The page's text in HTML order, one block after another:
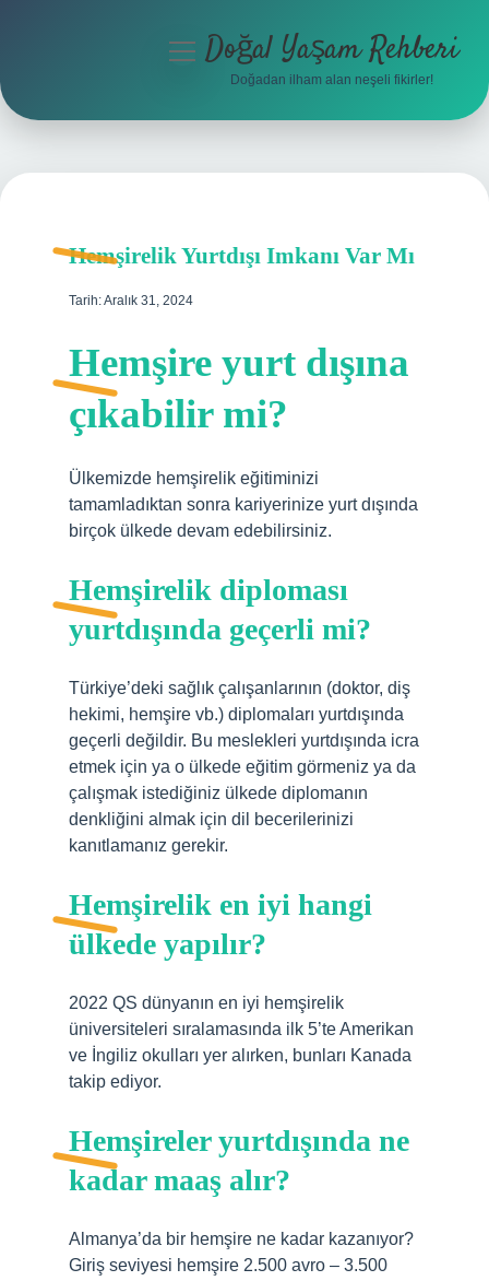
Hakkımızda
menüyüDoğal Yaşam Rehberi
Doğadan ilham alan neşeli fikirler!
Hemşirelik Yurtdışı Imkanı Var Mı
Tarih: Aralık 31, 2024
Hemşire yurt dışına
çıkabilir mi?
Ülkemizde hemşirelik eğitiminizi
tamamladıktan sonra kariyerinize yurt dışında
birçok ülkede devam edebilirsiniz.
Hemşirelik diploması
yurtdışında geçerli mi?
Türkiye’deki sağlık çalışanlarının (doktor, diş
hekimi, hemşire vb.) diplomaları yurtdışında
geçerli değildir. Bu meslekleri yurtdışında icra
etmek için ya o ülkede eğitim görmeniz ya da
çalışmak istediğiniz ülkede diplomanın
denkliğini almak için dil becerilerinizi
kanıtlamanız gerekir.
Hemşirelik en iyi hangi
ülkede yapılır?
2022 QS dünyanın en iyi hemşirelik
üniversiteleri sıralamasında ilk 5’te Amerikan
ve İngiliz okulları yer alırken, bunları Kanada
takip ediyor.
Hemşireler yurtdışında ne
kadar maaş alır?
Almanya’da bir hemşire ne kadar kazanıyor?
Giriş seviyesi hemşire 2.500 avro – 3.500